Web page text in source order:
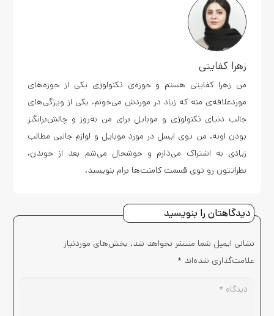
زهرا کفایتی
من زهرا کفایتی هستم و حوزه‌ی تکنولوژی یکی از حوزه‌های
موردعلاقه‌ی منه که زیاد در موردش می‌خونم. یکی از ویژگی‌های
جالب دنیای تکنولوژی و موبایل برای من به‌روز و چالش‌برانگیز
بودن اونه. من توی ایسل در مورد موبایل و لوازم جانبی مطالب
زیادی به اشتراک می‌ذارم و خوشحال می‌شم بعد از خوندن،
نظراتتون رو توی قسمت کامنت‌ها برام بنویسید.
دیدگاهتان را بنویسید
نشانی ایمیل شما منتشر نخواهد شد. بخش‌های موردنیاز
علامت‌گذاری شده‌اند *